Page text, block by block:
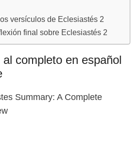
versículos de Eclesiastés 2
final sobre Eclesiastés 2
completo en español
Summary: A Complete